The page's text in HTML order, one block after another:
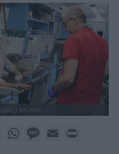
| ARCHIVO
MeneameWhatsAppMessage
Email